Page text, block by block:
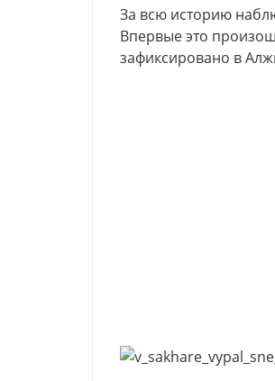
За всю историю
Впервые это
зафиксировано в